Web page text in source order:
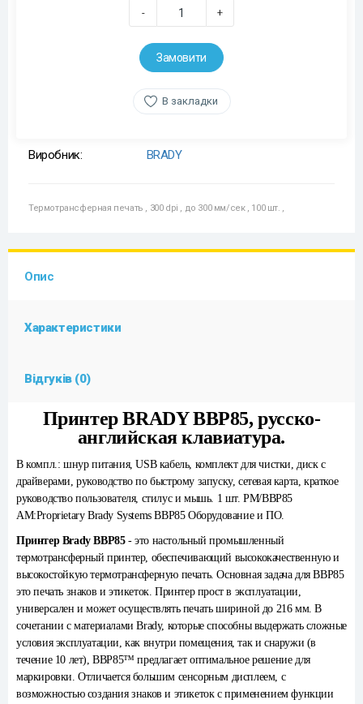
- +
Замовити
В закладки
Виробник: BRADY
Термотрансферная печать , 300 dpi , до 300 мм/сек , 100 шт. ,
Опис
Характеристики
Відгуків (0)
Принтер BRADY BBP85, русско-
английская клавиатура.
В компл.: шнур питания, USB кабель, комплект для чистки, диск с
драйверами, руководство по быстрому запуску, сетевая карта, краткое
руководство пользователя, стилус и мышь. 1 шт. PM/BBP85
AM:Proprietary Brady Systems BBP85 Оборудование и ПО.
Принтер Brady BBP85 - это настольный промышленный
термотрансферный принтер, обеспечивающий высококачественную и
высокостойкую термотрансферную печать. Основная задача для BBP85
это печать знаков и этикеток. Принтер прост в эксплуатации,
универсален и может осуществлять печать шириной до 216 мм. В
сочетании с материалами Brady, которые способны выдержать сложные
условия эксплуатации, как внутри помещения, так и снаружи (в
течение 10 лет), BBP85™ предлагает оптимальное решение для
маркировки. Отличается большим сенсорным дисплеем, с
возможностью создания знаков и этикеток с применением функции